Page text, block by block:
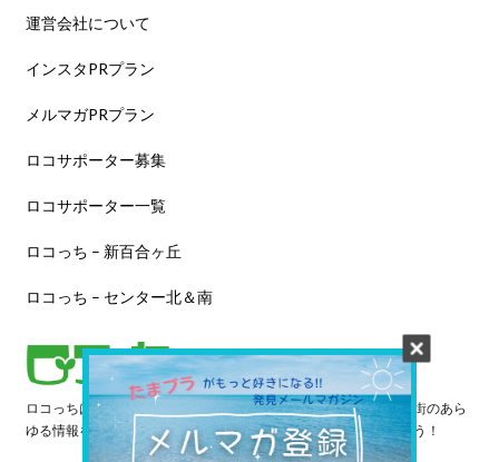
運営会社について
インスタPRプラン
メルマガPRプラン
ロコサポーター募集
ロコサポーター一覧
ロコっち – 新百合ヶ丘
ロコっち – センター北＆南
ロコっちは、あなたのジモト体験を豊かにする情報サイトです。街のあら
ゆる情報を収集し、日々更新しています。早速情報を探してみよう！